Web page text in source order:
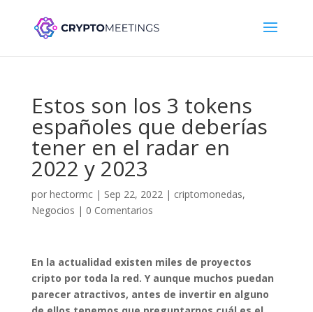
Estos son los 3 tokens
españoles que deberías
tener en el radar en
2022 y 2023
por hectormc| Sep 22, 2022| criptomonedas,
Negocios | 0 Comentarios
En la actualidad existen miles de proyectos
cripto por toda la red. Y aunque muchos puedan
parecer atractivos, antes de invertir en alguno